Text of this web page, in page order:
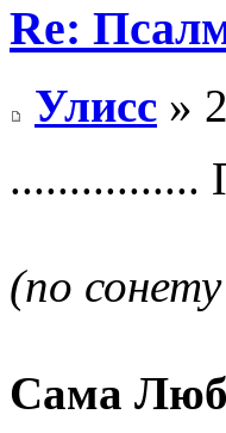
Re:
Улисс »
................
(по
Сама